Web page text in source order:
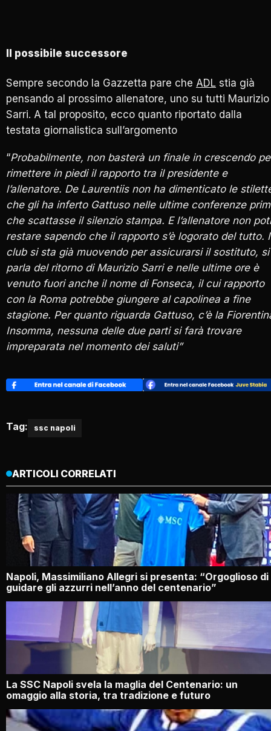
Il possibile successore
Sempre secondo la Gazzetta pare che ADL stia già
pensando al prossimo allenatore, uno su tutti Maurizio
Sarri. A tal proposito, ecco quanto riportato dalla
testata giornalistica sull’argomento
“Probabilmente, non basterà un finale in crescendo
rimettere in piedi il rapporto tra il presidente e
l’allenatore. De Laurentiis non ha dimenticato le
che gli ha inferto Gattuso nelle ultime conferenze
che scattasse il silenzio stampa. E l’allenatore non
restare sapendo che il rapporto s’è logorato del tutto.
club si sta già muovendo per assicurarsi il sostituto, si
parla del ritorno di Maurizio Sarri e nelle ultime ore è
venuto fuori anche il nome di Fonseca, il cui rapporto
con la Roma potrebbe giungere al capolinea a fine
stagione. Per quanto riguarda Gattuso, c’è la
Insomma, nessuna delle due parti si farà trovare
impreparata nel momento dei saluti”
Tag: ssc napoli
ARTICOLI CORRELATI
Napoli, Massimiliano Allegri si presenta: “Orgoglioso di
guidare gli azzurri nell’anno del centenario”
La SSC Napoli svela la maglia del Centenario: un
omaggio alla storia, tra tradizione e futuro